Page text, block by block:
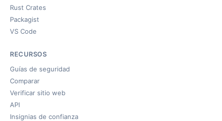
Rust Crates
Packagist
VS Code
RECURSOS
Guías de seguridad
Comparar
Verificar sitio web
API
Insignias de confianza